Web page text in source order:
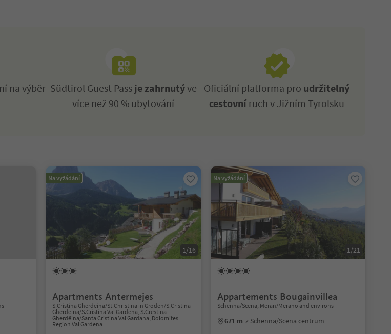
na výběr Südtirol Guest Passje zahrnutýve
více než 90 % ubytování
Oficiální platforma pro udržitelný
cestovníruch v Jižním Tyrolsku
Na vyžádání
1/16
Apartments Antermejes
S.Cristina Gherdëina/St.Christina in Gröden/S.Cristina
Gherdëina/S.Cristina Val Gardena, S.Crestina
Gherdëina/Santa Cristina Val Gardana, Dolomites
Region Val Gardena
Na vyžádání
1/21
Appartements Bougainvillea
Schenna/Scena, Meran/Merano and environs
671 m z Schenna/Scena centrum